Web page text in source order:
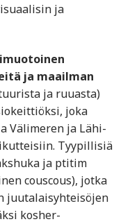
ja
ja maailman
ja ruuasta)
joka
Välimeren ja Lähi-
Tyypillisiä
ja ptitim
couscous), jotka
juutalaisyhteisöjen
kosher-